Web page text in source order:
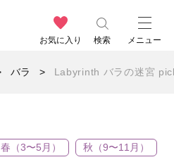
お気に入り 検索 メニュー
バラ Labyrinth バラの迷宮
春（3〜5月） 秋（9〜11月）